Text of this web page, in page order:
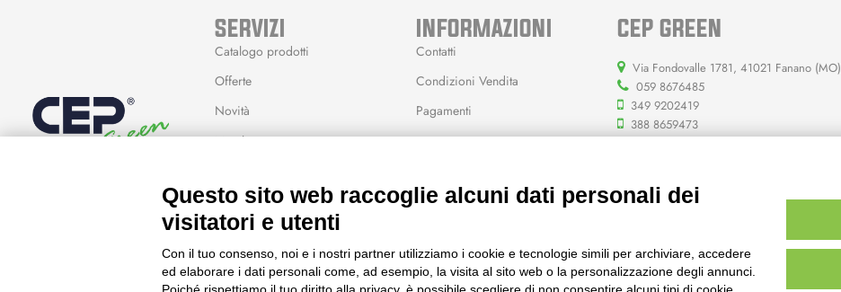
SERVIZI
Catalogo prodotti
Offerte
Novità
Marchi
Wishlist
INFORMAZIONI
Contatti
Condizioni Vendita
Pagamenti
CEP GREEN
Via Fondovalle 1781, 41021 Fanano (MO)
059 8676485
349 9202419
388 8659473
Orario
Dal lunedì al venerdì
8:30 – 12:30 / 15:30 - 19:00
Questo sito web raccoglie alcuni dati personali dei
visitatori e utenti
Con il tuo consenso, noi e i nostri partner utilizziamo i cookie e tecnologie simili per archiviare, accedere
ed elaborare i dati personali come, ad esempio, la visita al sito web o la personalizzazione degli annunci.